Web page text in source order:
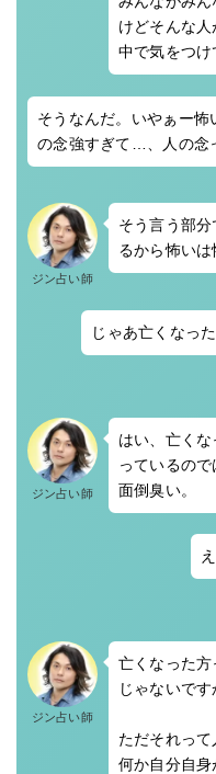
けどそんな
中で気をつけ
そうなんだ。いやぁー怖
の念強すぎて…、人の念
ジン占い師
そう言う部
るから怖いは
じゃあ亡くなっ
ジン占い師
はい、亡く
っているの
面倒臭い。
ジン占い師
亡くなった方
じゃないです
ただそれって
何か自分自身